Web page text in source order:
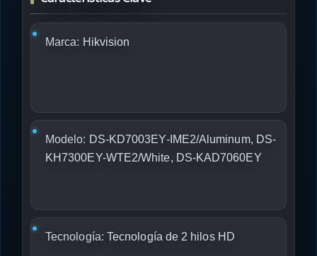
Marca: Hikvision
Modelo: DS-KD7003EY-IME2/Aluminum, DS-
KH7300EY-WTE2/White, DS-KAD7060EY
Tecnología: Tecnología de 2 hilos HD